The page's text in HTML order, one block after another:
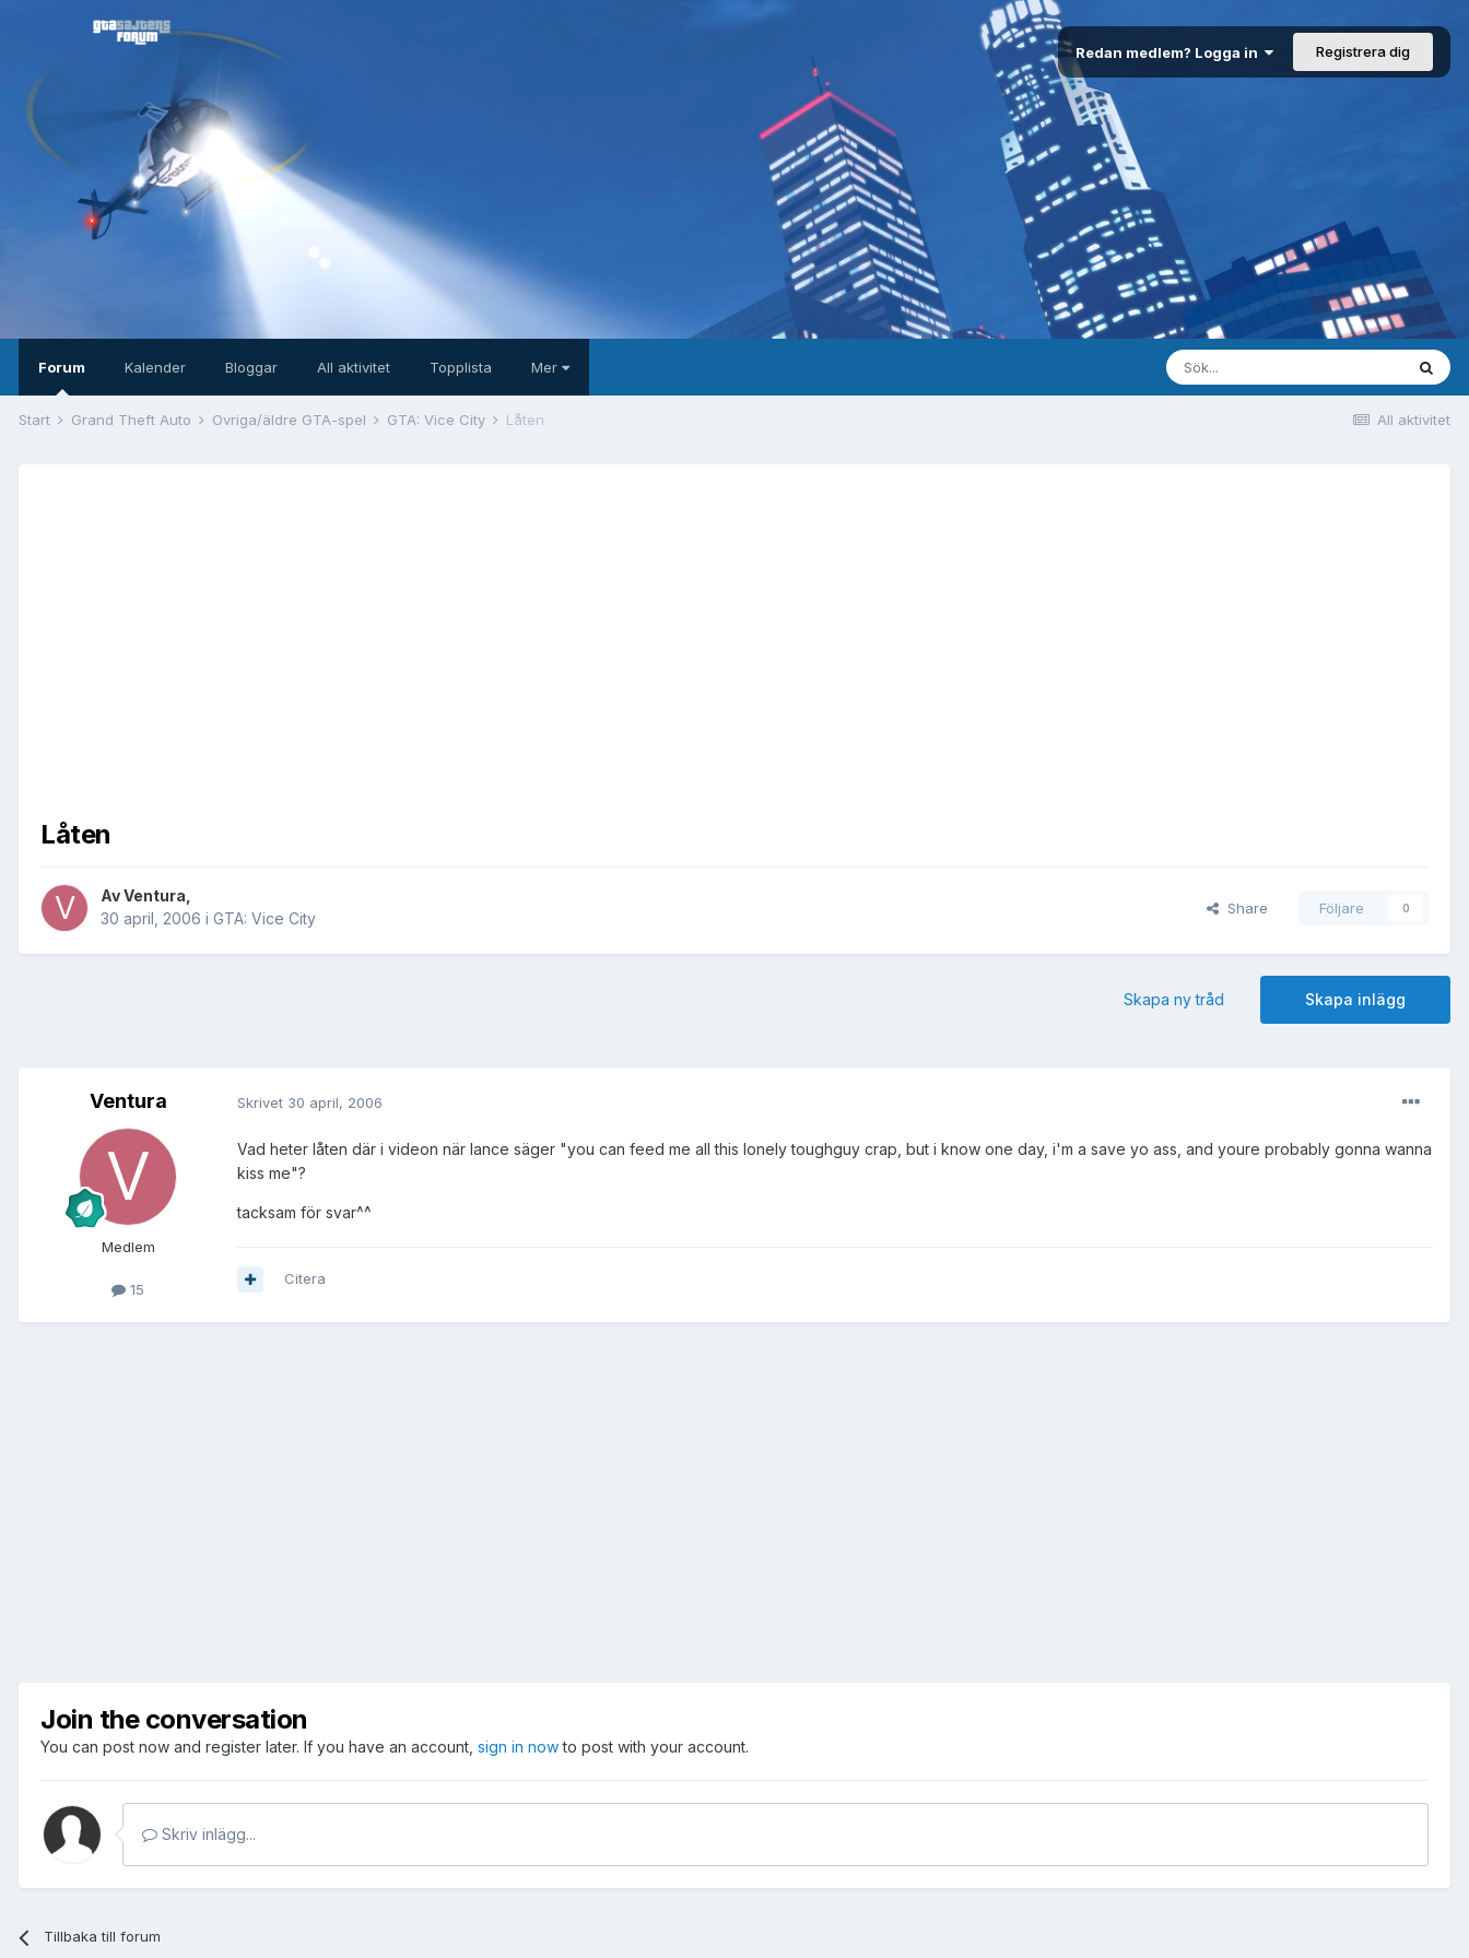
Redan medlem? Logga in Registrera dig
Forum Kalender Bloggar All aktivitet Topplista Mer
All aktivitet
Start Grand Theft Auto Övriga/äldre GTA-spel GTA: Vice City Låten
Låten
AvVentura
30 april, 2006 i GTA: Vice City
Share Följare 0
Skapa inlägg
Skapa ny tråd
Ventura
Medlem
15
Skrivet 30 april, 2006
Vad heter låten där i videon när lance säger "you can feed me all this lonely toughguy crap, but i know one day, i'm a save yo ass, and youre probably gonna wanna
kiss me"?
tacksam för svar^^
Citera
Join the conversation
You can post now and register later. If you have an account, sign in nowto post with your account.
Skriv inlägg...
Tillbaka till forum